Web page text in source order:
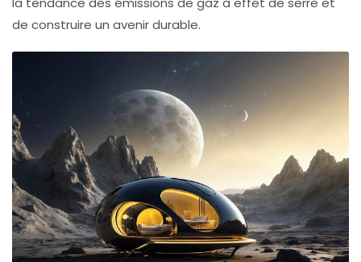
de construire un avenir durable.